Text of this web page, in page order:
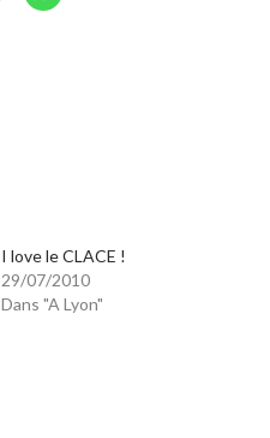
I love le CLACE !
29/07/2010
Dans "A Lyon"